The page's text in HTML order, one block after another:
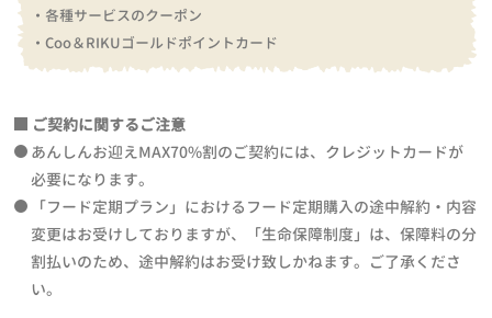
・各種サービスのクーポン
・Coo＆RIKUゴールドポイントカード
ご契約に関するご注意
あんしんお迎えMAX70%割のご契約には、クレジットカードが
必要になります。
「フード定期プラン」におけるフード定期購入の途中解約・内容
変更はお受けしておりますが、「生命保障制度」は、保障料の分
割払いのため、途中解約はお受け致しかねます。ご了承くださ
い。